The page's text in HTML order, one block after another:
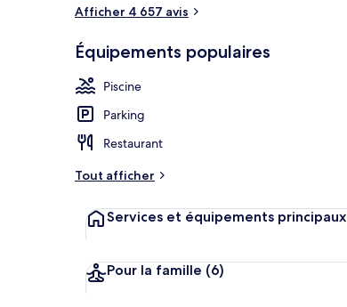
Afficher 4 657 avis
Équipements populaires
Piscine
Parking
Restaurant
Tout afficher
Services et équipements principaux
Pour la famille (6)